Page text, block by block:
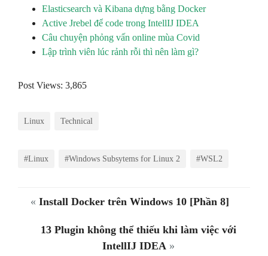
Elasticsearch và Kibana dựng bằng Docker
Active Jrebel để code trong IntellIJ IDEA
Câu chuyện phỏng vấn online mùa Covid
Lập trình viên lúc rảnh rỗi thì nên làm gì?
Post Views: 3,865
Linux Technical
#Linux #Windows Subsytems for Linux 2 #WSL2
« Install Docker trên Windows 10 [Phần 8]
13 Plugin không thể thiếu khi làm việc với
IntellIJ IDEA »